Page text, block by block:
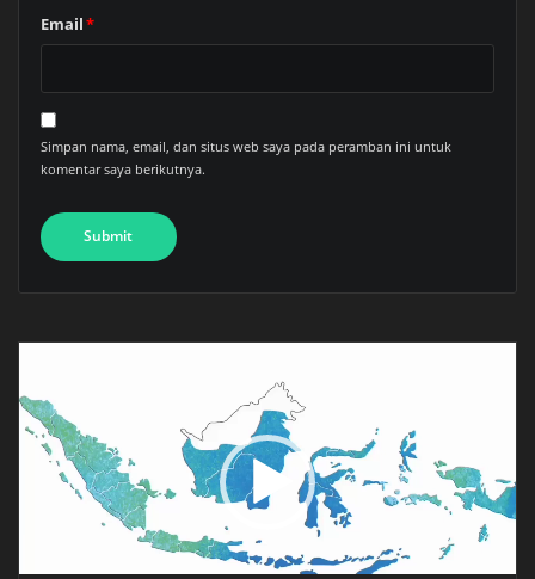
Email*
Simpan nama, email, dan situs web saya pada peramban ini untuk
komentar saya berikutnya.